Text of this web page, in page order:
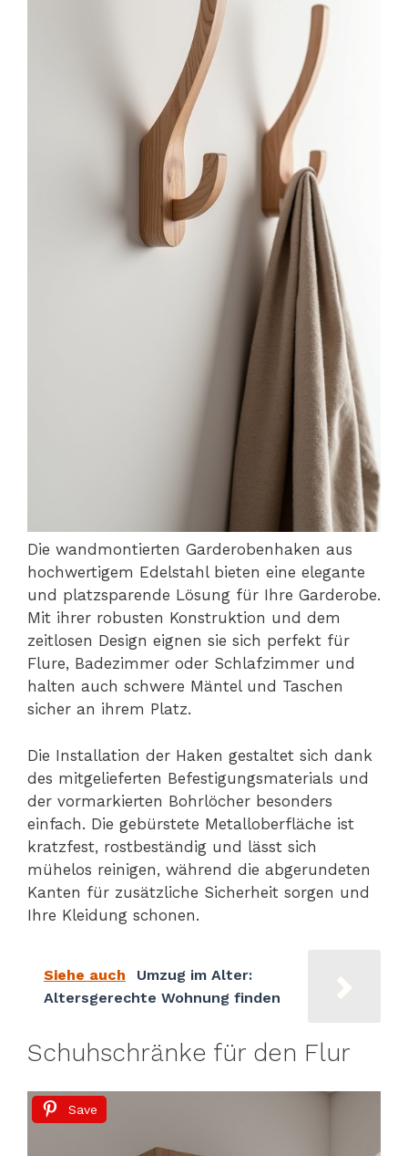
Die wandmontierten Garderobenhaken aus
hochwertigem Edelstahl bieten eine elegante
und platzsparende Lösung für Ihre Garderobe.
Mit ihrer robusten Konstruktion und dem
zeitlosen Design eignen sie sich perfekt für
Flure, Badezimmer oder Schlafzimmer und
halten auch schwere Mäntel und Taschen
sicher an ihrem Platz.
Die Installation der Haken gestaltet sich dank
des mitgelieferten Befestigungsmaterials und
der vormarkierten Bohrlöcher besonders
einfach. Die gebürstete Metalloberfläche ist
kratzfest, rostbeständig und lässt sich
mühelos reinigen, während die abgerundeten
Kanten für zusätzliche Sicherheit sorgen und
Ihre Kleidung schonen.
Siehe auch
Umzug im Alter:
Altersgerechte Wohnung finden
Schuhschränke für den Flur
Save